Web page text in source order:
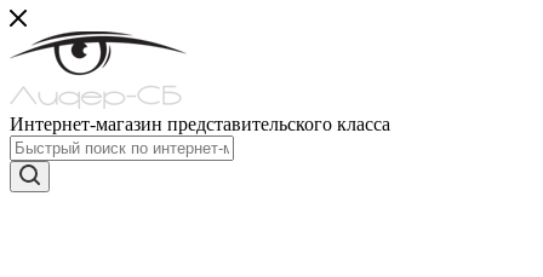
Интернет-магазин представительского класса